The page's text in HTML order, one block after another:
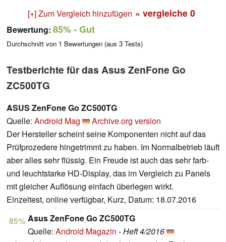
[+] Zum Vergleich hinzufügen » vergleiche 0
Bewertung: 85%- Gut
Durchschnitt von 1 Bewertungen (aus 3 Tests)
Testberichte für das Asus ZenFone Go
ZC500TG
ASUS ZenFone Go ZC500TG
Quelle: Android Mag
Archive.org version
Der Hersteller scheint seine Komponenten nicht auf das
Prüfprozedere hingetrimmt zu haben. Im Normalbetrieb läuft
aber alles sehr flüssig. Ein Freude ist auch das sehr farb-
und leuchtstarke HD-Display, das im Vergleich zu Panels
mit gleicher Auflösung einfach überlegen wirkt.
Einzeltest, online verfügbar, Kurz, Datum: 18.07.2016
85% Asus ZenFone Go ZC500TG
Quelle: Android Magazin -Heft 4/2016